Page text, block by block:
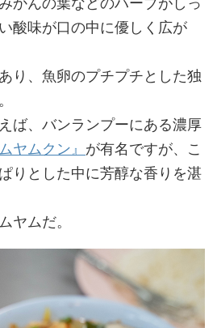
酸味が口の中に優しく広が
り、魚卵のプチプチとした独
ば、バンランプーにある濃厚
ヤムクン』 が有名ですが、こ
りとした中に芳醇な香りを湛
ヤムだ。